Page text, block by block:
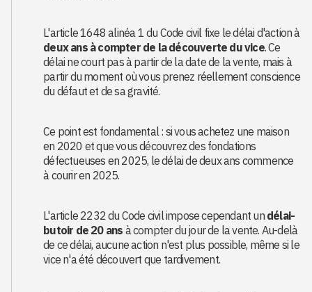
L'article 1648 alinéa 1 du Code civil fixe le délai d'action à
deux ans à compter de la découverte du vice. Ce
délai ne court pas à partir de la date de la vente, mais à
partir du moment où vous prenez réellement conscience
du défaut et de sa gravité.
Ce point est fondamental : si vous achetez une maison
en 2020 et que vous découvrez des fondations
défectueuses en 2025, le délai de deux ans commence
à courir en 2025.
L'article 2232 du Code civil impose cependant un délai-
butoir de 20 ans à compter du jour de la vente. Au-delà
de ce délai, aucune action n'est plus possible, même si le
vice n'a été découvert que tardivement.